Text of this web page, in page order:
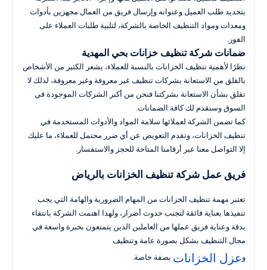
بتحديد طلب العميل وعنوانه وإرسال فريق من العمال مجهزين بأدوات
ومعدات ومواد التنظيف الخاصة بالشركة، لتلبية طلبات العملاء على
الفور.
ضمانات شركة تنظيف خزانات بحي المهدية
نظرًا لأهمية تنظيف الخزانات بالنسبة للعملاء، يشعر الكثير من الأشخاص
بالقلق من الاستعانة بشركات تنظيف غير معروفة وغير معروفة، لذلك لا
تقلق بشأن الاستعانة بشركتنا فنحن من أكبر الشركات الموجودة في
السوق وسنقدم لك كافة الضمانات.
كما تضمن الشركة لعملائها سلامة المواد والأدوات المستخدمة في
تنظيف الخزانات، وتقدم التعويض عن أي ضرر محتمل للعملاء، ما عليك
إلا التواصل معنا عبر أرقامنا المتاحة للحجز والاستفسار.
فريق عمل شركة تنظيف الخزانات بالرياض
تعتبر مهمة تنظيف الخزانات من المهام الضرورية والهامة التي يجب
تنفيذها بعناية فائقة لتجنب حدوث أضرار، ولهذا اهتمت الشركة بانتقاء
بدقة وعناية فريق عملها من العاملين الذين يتمتعون بخبرة واسعة في
مجال التنظيف بشكل بصورة عامة وتنظيف
وعزل الخزانات بصفة خاصة.